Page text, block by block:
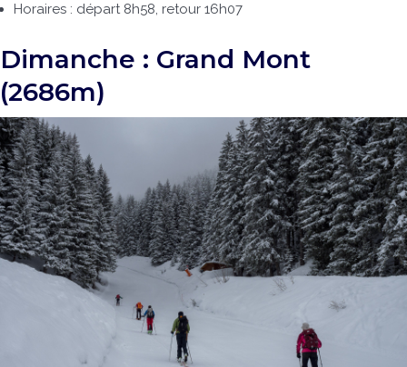
Horaires : départ 8h58, retour 16h07
Dimanche : Grand Mont
(2686m)